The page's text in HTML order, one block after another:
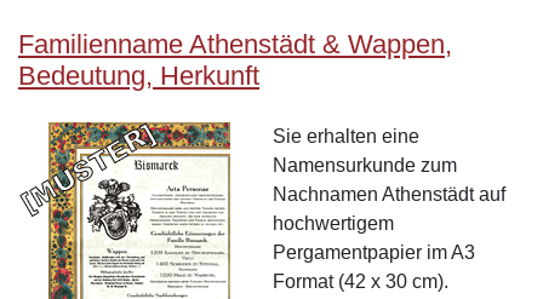
Familienname Athenstädt & Wappen,
Bedeutung, Herkunft
Sie erhalten eine
Namensurkunde zum
Nachnamen Athenstädt auf
hochwertigem
Pergamentpapier im A3
Format (42 x 30 cm).